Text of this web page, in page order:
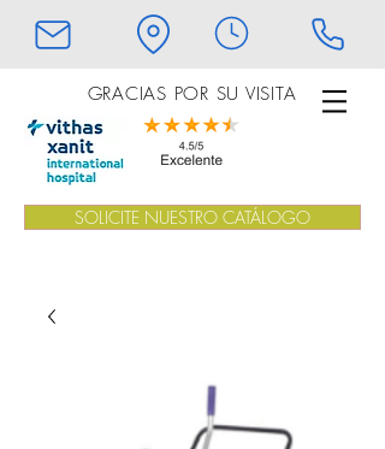
GRACIAS POR SU VISITA
SOLICITE NUESTRO CATÁLOGO